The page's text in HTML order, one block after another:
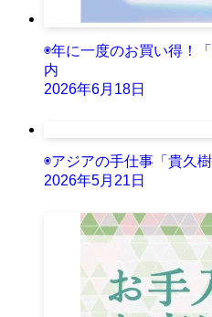
◉年に一度のお買い得！
内
2026年6月18日
◉アジアの手仕事「貴久樹
2026年5月21日